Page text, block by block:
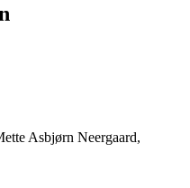
Asbjørn Neergaard,